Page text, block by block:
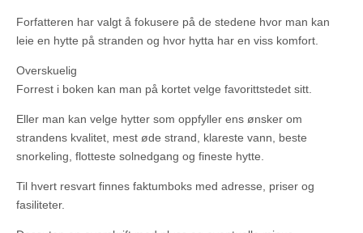
Forfatteren har valgt å fokusere på de stedene hvor man kan
leie en hytte på stranden og hvor hytta har en viss komfort.
Overskuelig
Forrest i boken kan man på kortet velge favorittstedet sitt.
Eller man kan velge hytter som oppfyller ens ønsker om
strandens kvalitet, mest øde strand, klareste vann, beste
snorkeling, flotteste solnedgang og fineste hytte.
Til hvert resvart finnes faktumboks med adresse, priser og
fasiliteter.